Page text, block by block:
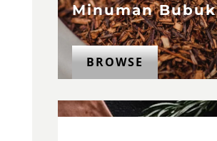
Minuman Bubuk
BROWSE